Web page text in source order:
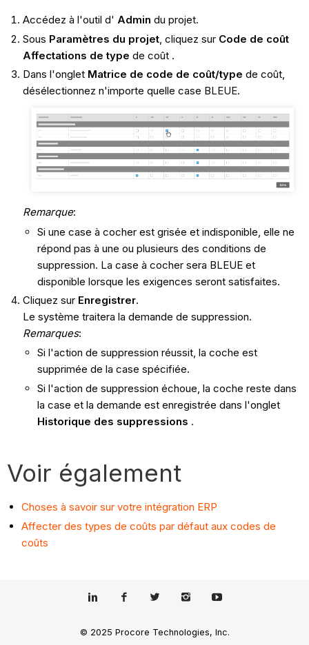
Accédez à l'outil d' Admin du projet.
Sous Paramètres du projet, cliquez sur Code de coût
Affectations de type de coût .
Dans l'onglet Matrice de code de coût/type de coût,
désélectionnez n'importe quelle case BLEUE.
Remarque:
Si une case à cocher est grisée et indisponible, elle ne
répond pas à une ou plusieurs des conditions de
suppression. La case à cocher sera BLEUE et
disponible lorsque les exigences seront satisfaites.
Cliquez sur Enregistrer.
Le système traitera la demande de suppression.
Remarques:
Si l'action de suppression réussit, la coche est
supprimée de la case spécifiée.
Si l'action de suppression échoue, la coche reste dans
la case et la demande est enregistrée dans l'onglet
Historique des suppressions .
Voir également
Choses à savoir sur votre intégration ERP
Affecter des types de coûts par défaut aux codes de
coûts
© 2025 Procore Technologies, Inc.